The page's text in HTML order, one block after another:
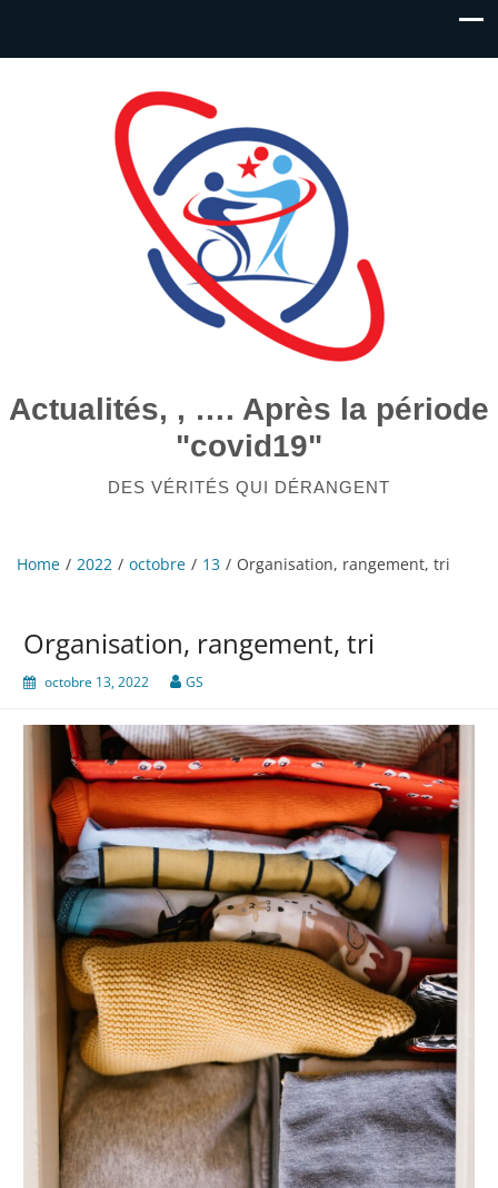
Actualités, , …. Après la période
"covid19"
DES VÉRITÉS QUI DÉRANGENT
Home 2022 octobre 13 Organisation, rangement, tri
Organisation, rangement, tri
octobre 13, 2022 GS